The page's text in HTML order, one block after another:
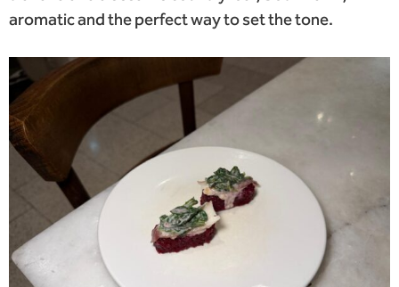
aromatic and the perfect way to set the tone.